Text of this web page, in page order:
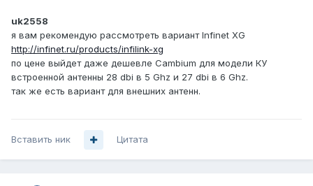
uk2558
я вам рекомендую рассмотреть вариант Infinet XG
http://infinet.ru/products/infilink-xg
по цене выйдет даже дешевле Cambium для модели КУ
встроенной антенны 28 dbi в 5 Ghz и 27 dbi в 6 Ghz.
так же есть вариант для внешних антенн.
Вставить ник Цитата